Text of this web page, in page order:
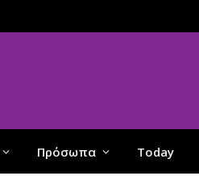
Πρόσωπα Today